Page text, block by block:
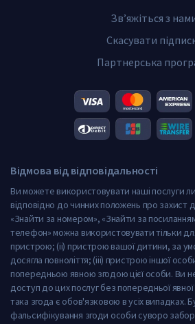
Зв’яжіться з
Скасувати
Партнерська
Відмова від відповідальності
Ви можете використовувати наші послуги
відповідно до чинних положень про захист
«Знайти за номером», «Знайти за
телефон» можна використовувати тільки
пристрою; (ii) пристрою вашої дитини, за
досягла повноліття; (iii) пристрою іншої
попередньою явною згодою цієї особи. Ви
доступ до цих послуг без попередньої
така згода є обов'язковою в усіх випадках.
фальсифікування згоди особи суворо